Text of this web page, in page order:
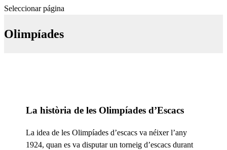
Seleccionar página
Olimpíades
La història de les Olimpíades d’Escacs
La idea de les Olimpíades d’escacs va néixer l’any
1924, quan es va disputar un torneig d’escacs durant